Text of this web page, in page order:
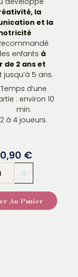
la
et la
enfants à
de 2 ans et
5 ans.
Temps d’une
: environ 10
min.
2 à 4 joueurs.
€
+
Au Panier